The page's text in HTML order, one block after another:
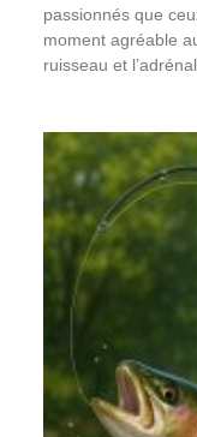
passionnés que
moment agréable
ruisseau et